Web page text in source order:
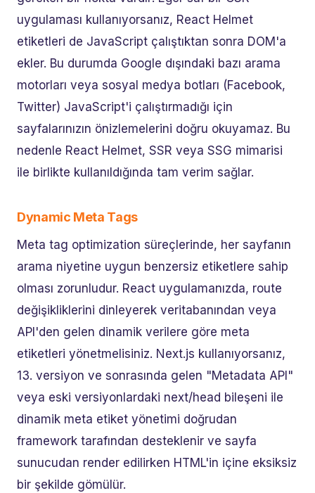
uygulaması kullanıyorsanız, React Helmet
etiketleri de JavaScript çalıştıktan sonra DOM'a
ekler. Bu durumda Google dışındaki bazı arama
motorları veya sosyal medya botları (Facebook,
Twitter) JavaScript'i çalıştırmadığı için
sayfalarınızın önizlemelerini doğru okuyamaz. Bu
nedenle React Helmet, SSR veya SSG mimarisi
ile birlikte kullanıldığında tam verim sağlar.
Dynamic Meta Tags
Meta tag optimization süreçlerinde, her sayfanın
arama niyetine uygun benzersiz etiketlere sahip
olması zorunludur. React uygulamanızda, route
değişikliklerini dinleyerek veritabanından veya
API'den gelen dinamik verilere göre meta
etiketleri yönetmelisiniz. Next.js kullanıyorsanız,
13. versiyon ve sonrasında gelen "Metadata API"
veya eski versiyonlardaki next/head bileşeni ile
dinamik meta etiket yönetimi doğrudan
framework tarafından desteklenir ve sayfa
sunucudan render edilirken HTML'in içine eksiksiz
bir şekilde gömülür.